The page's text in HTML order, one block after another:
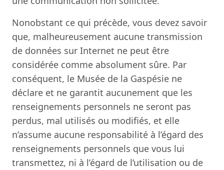
Nonobstant ce qui précède, vous devez savoir
que, malheureusement aucune transmission
de données sur Internet ne peut être
considérée comme absolument sûre. Par
conséquent, le Musée de la Gaspésie ne
déclare et ne garantit aucunement que les
renseignements personnels ne seront pas
perdus, mal utilisés ou modifiés, et elle
n’assume aucune responsabilité à l’égard des
renseignements personnels que vous lui
transmettez, ni à l’égard de l’utilisation ou de